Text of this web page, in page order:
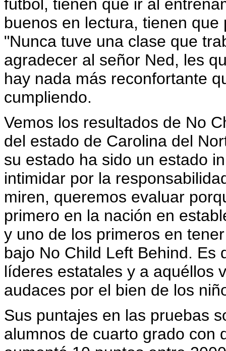
fútbol, tienen que ir al
buenos en lectura, tienen
"Nunca tuve una clase que
agradecer al señor Ned, les
hay nada más reconfortante
cumpliendo.
Vemos los resultados de No
del estado de Carolina del
su estado ha sido un estado
intimidar por la
miren, queremos evaluar
primero en la nación en
y uno de los primeros en
bajo No Child Left Behind. Es
líderes estatales y a aquéllos
audaces por el bien de los
Sus puntajes en las pruebas
alumnos de cuarto grado con